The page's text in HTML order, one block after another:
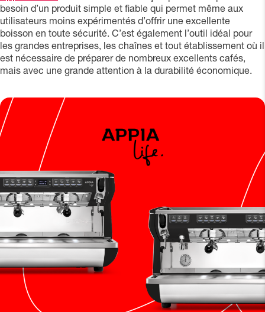
besoin d’un produit simple et fiable qui permet même aux
utilisateurs moins expérimentés d’offrir une excellente
boisson en toute sécurité. C’est également l’outil idéal pour
les grandes entreprises, les chaînes et tout établissement où il
est nécessaire de préparer de nombreux excellents cafés,
mais avec une grande attention à la durabilité économique.